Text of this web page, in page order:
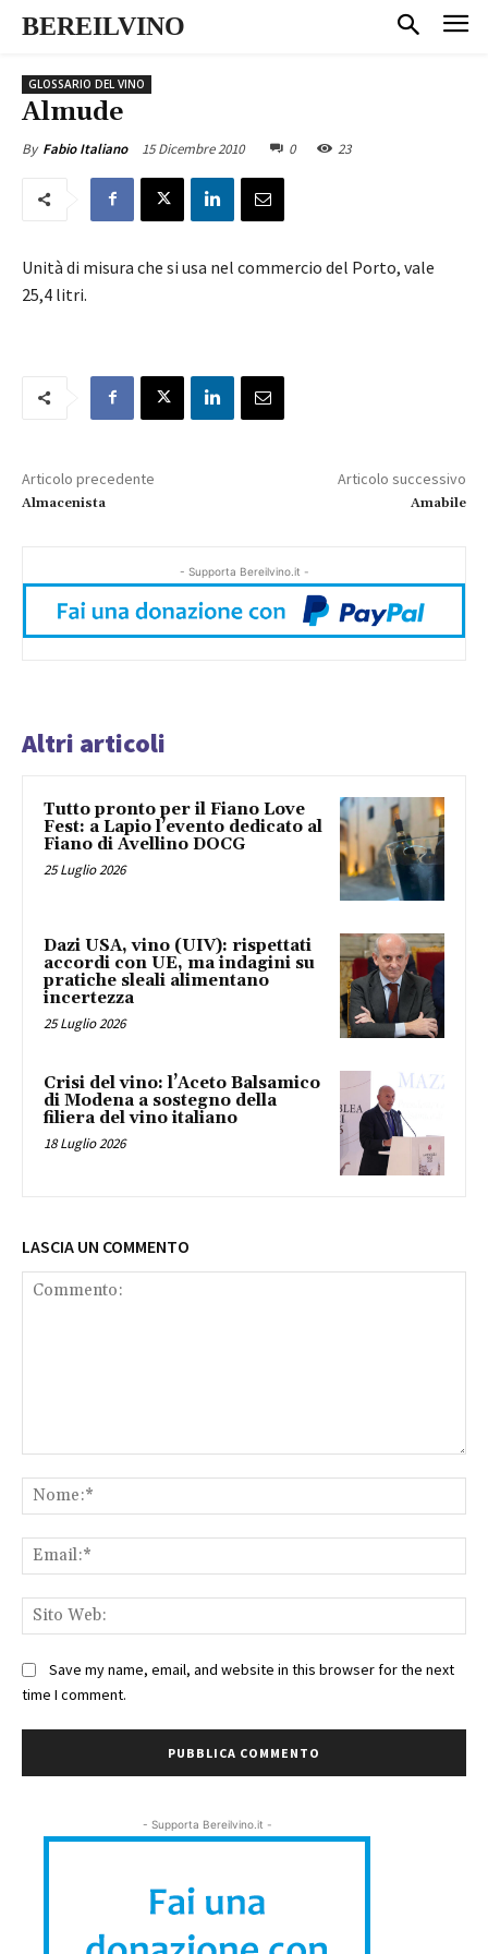
BEREILVINO
GLOSSARIO DEL VINO
Almude
By Fabio Italiano 15 Dicembre 2010 0 23
Unità di misura che si usa nel commercio del Porto, vale
25,4 litri.
Articolo precedente
Almacenista
Articolo successivo
Amabile
- Supporta Bereilvino.it -
Altri articoli
Tutto pronto per il Fiano Love
Fest: a Lapio l’evento dedicato al
Fiano di Avellino DOCG
25 Luglio 2026
Dazi USA, vino (UIV): rispettati
accordi con UE, ma indagini su
pratiche sleali alimentano
incertezza
25 Luglio 2026
Crisi del vino: l’Aceto Balsamico
di Modena a sostegno della
filiera del vino italiano
18 Luglio 2026
LASCIA UN COMMENTO
Save my name, email, and website in this browser for the next
time I comment.
- Supporta Bereilvino.it -